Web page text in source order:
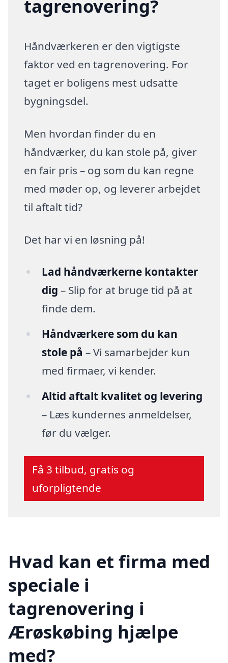
tagrenovering?
Håndværkeren er den vigtigste
faktor ved en tagrenovering. For
taget er boligens mest udsatte
bygningsdel.
Men hvordan finder du en
håndværker, du kan stole på, giver
en fair pris – og som du kan regne
med møder op, og leverer arbejdet
til aftalt tid?
Det har vi en løsning på!
Lad håndværkerne kontakter
dig – Slip for at bruge tid på at
finde dem.
Håndværkere som du kan
stole på – Vi samarbejder kun
med firmaer, vi kender.
Altid aftalt kvalitet og levering
– Læs kundernes anmeldelser,
før du vælger.
Få 3 tilbud, gratis og
uforpligtende
Hvad kan et firma med
speciale i
tagrenovering i
Ærøskøbing hjælpe
med?